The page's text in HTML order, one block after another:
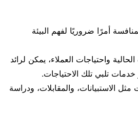
أمرًا ضروريًا لفهم البيئة
واحتياجات العملاء، يمكن لرائد
تلبي تلك الاحتياجات.
الاستبيانات، والمقابلات، ودراسة